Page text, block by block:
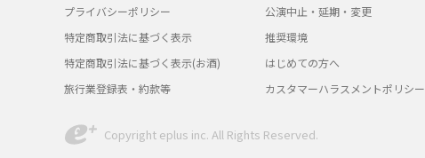
プライバシーポリシー
特定商取引法に基づく表示
特定商取引法に基づく表示(お酒)
旅行業登録表・約款等
公演中止・延期・変更
推奨環境
はじめての方へ
カスタマーハラスメントポリシー
Copyright eplus inc. All Rights Reserved.